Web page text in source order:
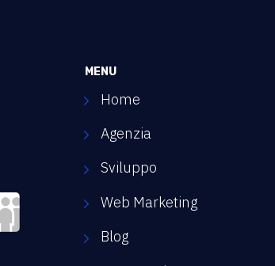
MENU
Home
Agenzia
Sviluppo
Web Marketing
Blog